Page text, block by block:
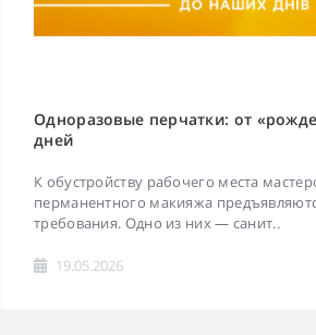
Одноразовые перчатки: от
дней
К обустройству рабочего места
перманентного макияжа
требования. Одно из них — санит..
19.05.2026